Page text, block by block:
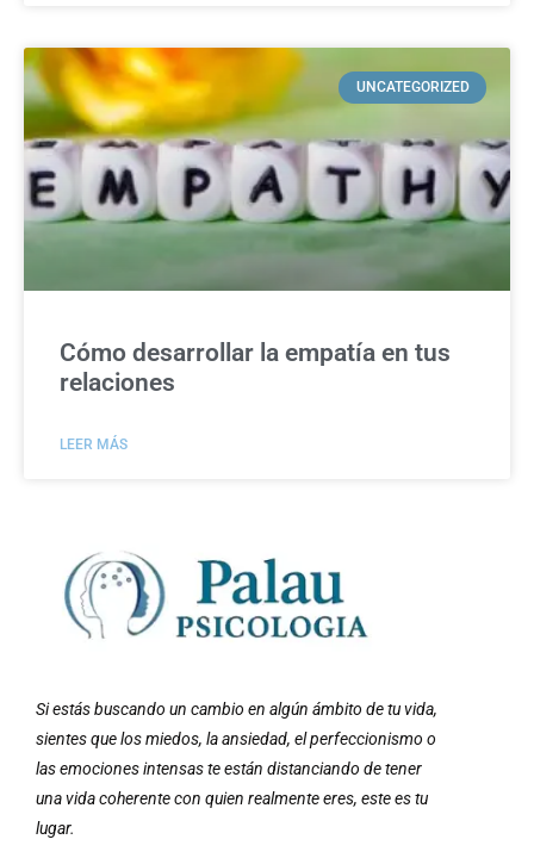
UNCATEGORIZED
Cómo desarrollar la empatía en tus
relaciones
LEER MÁS
Si estás buscando un cambio en algún ámbito de tu vida,
sientes que los miedos, la ansiedad, el perfeccionismo o
las emociones intensas te están distanciando de tener
una vida coherente con quien realmente eres, este es tu
lugar.